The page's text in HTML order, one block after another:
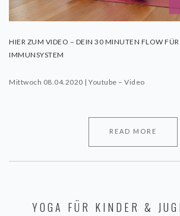
HIER ZUM VIDEO – DEIN 30 MINUTEN FLOW FÜR
IMMUNSYSTEM
Mittwoch 08.04.2020 | Youtube – Video
READ MORE
YOGA FÜR KINDER &